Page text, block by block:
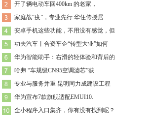
开了辆电动车回400km 的老家，
家庭战“疫”，专业先行 华住传授居
安卓手机这些功能，不用没有感觉，但
功夫汽车丨合资车企“转型大业”如何
华为智能助手：右滑的轻体验和背后的
哈弗 “车规级CN95空调滤芯”获
专业与服务并重 昆明同力成建设工程
华为宣布7款旗舰适配EMUI10.
全小程序入口集齐，你有没有找到呢？